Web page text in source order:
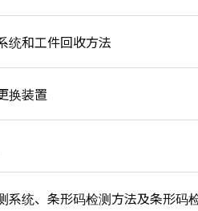
统和工件回收方法
换装置
系统、条形码检测方法及条形码